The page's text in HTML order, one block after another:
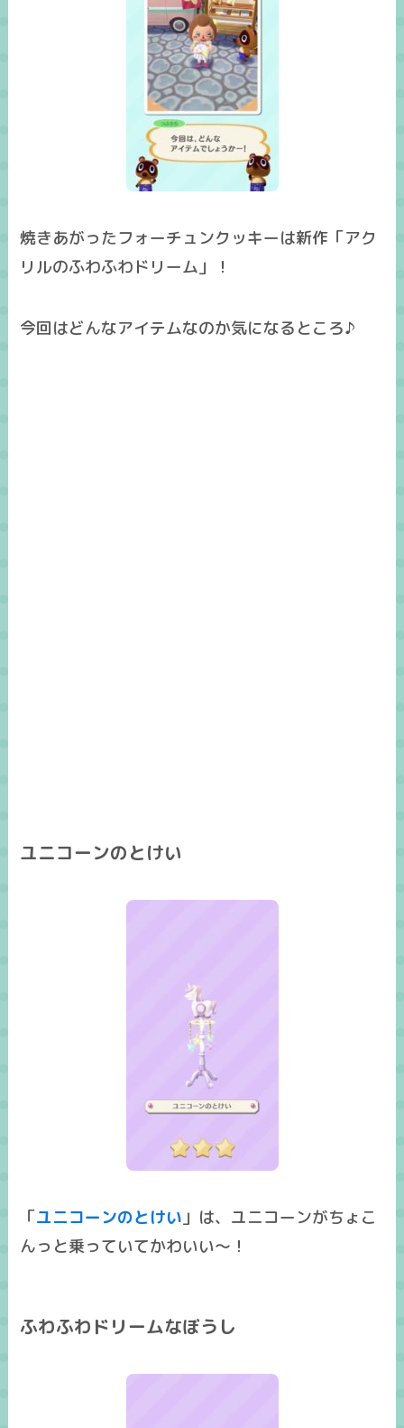
焼きあがったフォーチュンクッキーは新作「アク
リルのふわふわドリーム 」！
今回はどんなアイテムなのか気になるところ♪
ユニコーンのとけい
「ユニコーンのとけい 」は、ユニコーンがちょこ
んっと乗っていてかわいい～！
ふわふわドリームなぼうし